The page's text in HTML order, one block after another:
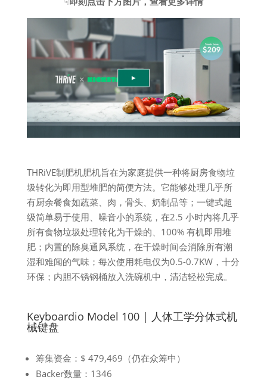
THRiVE制肥机肥机旨在为家庭提供一种将厨房食物垃
圾转化为即用型堆肥的简便方法。它能够处理几乎所
有厨余餐食如蔬菜、肉，骨头、奶制品等；一键式超
级简单易于使用、噪音小的系统，在2.5 小时内将几乎
所有食物垃圾处理转化为干燥的、100% 有机即用堆
肥；内置的除臭通风系统，在干燥时间会消除所有潮
湿和难闻的气味；每次使用耗电仅为0.5-0.7KW，十分
环保；内胆不锈钢桶放入洗碗机中，清洁轻松完成。
Keyboardio Model 100 | 人体工学分体式机
械键盘
筹集资金：$ 479,469（仍在众筹中）
Backer数量：1346